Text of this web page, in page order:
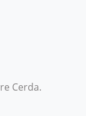
Cerda.